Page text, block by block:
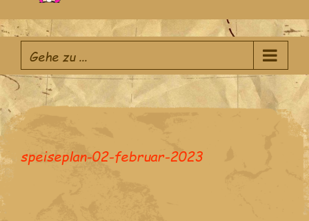
Inhalt
springenGehe zu ...
speiseplan-02-februar-2023